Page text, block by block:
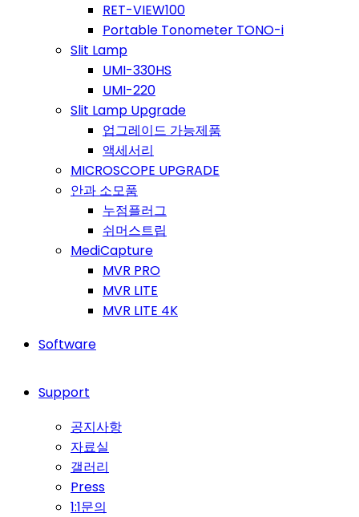
RET-VIEW100
Portable Tonometer TONO-i
Slit Lamp
UMI-330HS
UMI-220
Slit Lamp Upgrade
업그레이드 가능제품
액세서리
MICROSCOPE UPGRADE
안과 소모품
누점플러그
쉬머스트립
MediCapture
MVR PRO
MVR LITE
MVR LITE 4K
Software
Support
공지사항
자료실
갤러리
Press
1:1문의